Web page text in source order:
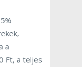
a
Ft, a teljes